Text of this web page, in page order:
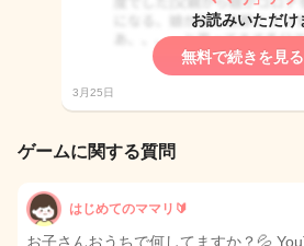
お読みいただけ
無料で続きを見
3月25日
ゲームに関する質問
はじめてのママリ🔰
お子さんおうちで何してますか？💦